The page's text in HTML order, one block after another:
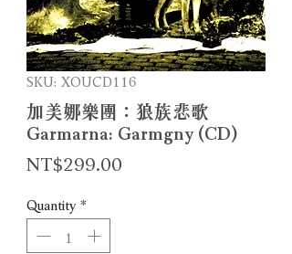
SKU: XOUCD116
加美娜樂團：狼族悲歌
Garmarna: Garmgny (CD)
NT$299.00
Quantity *